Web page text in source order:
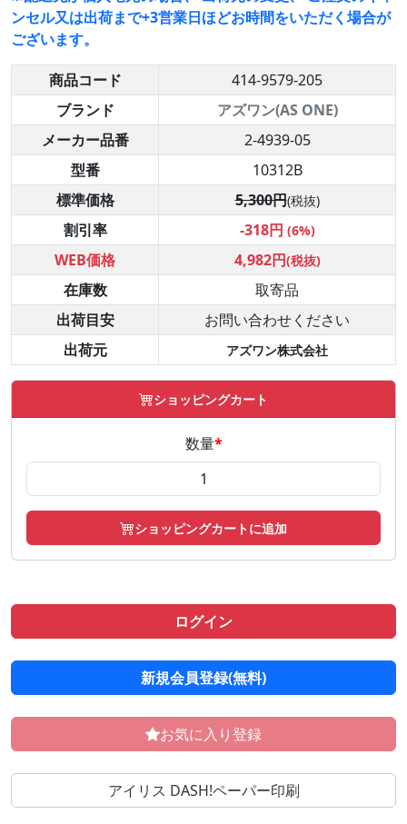
ンセル又は出荷まで+3営業日ほどお時間をいただく場合が
ございます。
商品コード
414-9579-205
ブランド
アズワン(AS ONE)
メーカー品番
2-4939-05
型番
10312B
標準価格
5,300円(税抜)
割引率 -318円 (6%)
WEB価格 4,982円(税抜)
在庫数
取寄品
出荷目安
お問い合わせください
出荷元
アズワン株式会社
ショッピングカート
数量*
ショッピングカートに追加
ログイン
新規会員登録(無料)
お気に入り登録
アイリス DASH!ペーパー印刷